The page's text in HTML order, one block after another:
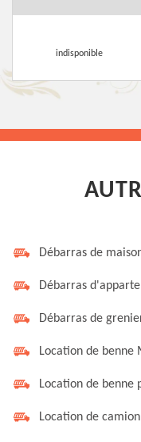
indisponible
Débarras de
Débarras
Débarras de
Location de benne
Location de benne
Location de